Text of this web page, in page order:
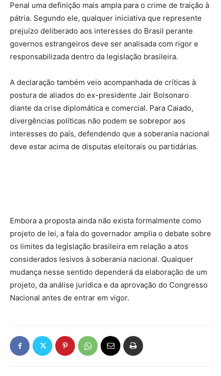
Penal uma definição mais ampla para o crime de traição à
pátria. Segundo ele, qualquer iniciativa que represente
prejuízo deliberado aos interesses do Brasil perante
governos estrangeiros deve ser analisada com rigor e
responsabilizada dentro da legislação brasileira.
A declaração também veio acompanhada de críticas à
postura de aliados do ex-presidente Jair Bolsonaro
diante da crise diplomática e comercial. Para Caiado,
divergências políticas não podem se sobrepor aos
interesses do país, defendendo que a soberania nacional
deve estar acima de disputas eleitorais ou partidárias.
Embora a proposta ainda não exista formalmente como
projeto de lei, a fala do governador amplia o debate sobre
os limites da legislação brasileira em relação a atos
considerados lesivos à soberania nacional. Qualquer
mudança nesse sentido dependerá da elaboração de um
projeto, da análise jurídica e da aprovação do Congresso
Nacional antes de entrar em vigor.